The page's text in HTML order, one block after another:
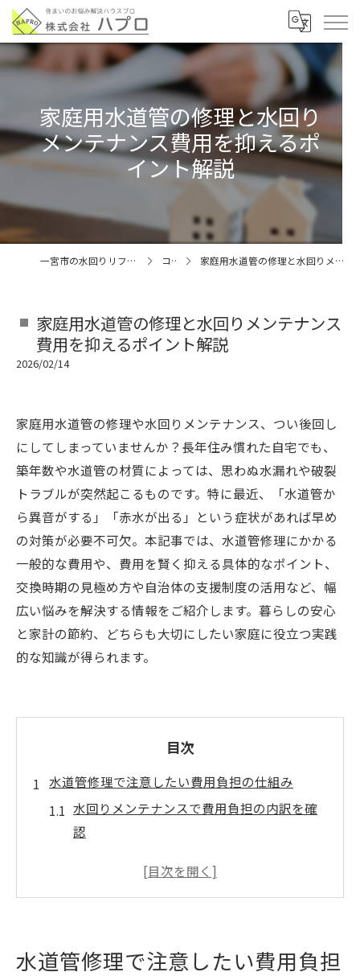
家庭用水道管の修理と水回り
メンテナンス費用を抑えるポ
イント解説
一宮市の水回りリフォームなら株式会社ハプロ コラム 家庭用水道管の修理と水回りメンテナンス費用を抑えるポイント解説
家庭用水道管の修理と水回りメンテナンス
費用を抑えるポイント解説
2026/02/14
家庭用水道管の修理や水回りメンテナンス、つい後回し
にしてしまっていませんか？長年住み慣れた自宅でも、
築年数や水道管の材質によっては、思わぬ水漏れや破裂
トラブルが突然起こるものです。特に最近、「水道管か
ら異音がする」「赤水が出る」という症状があれば早め
の対策が必要不可欠。本記事では、水道管修理にかかる
一般的な費用や、費用を賢く抑える具体的なポイント、
交換時期の見極め方や自治体の支援制度の活用など、幅
広い悩みを解決する情報をご紹介します。暮らしの安心
と家計の節約、どちらも大切にしたい家庭に役立つ実践
的な知識が得られます。
目次
水道管修理で注意したい費用負担の仕組み
水回りメンテナンスで費用負担の内訳を確
認
水漏れ修理の費用相場と内訳のポイント
水道管修理で注意したい費用負担